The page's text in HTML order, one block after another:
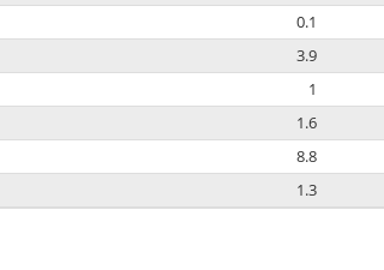
0.1
3.9
1
1.6
8.8
1.3